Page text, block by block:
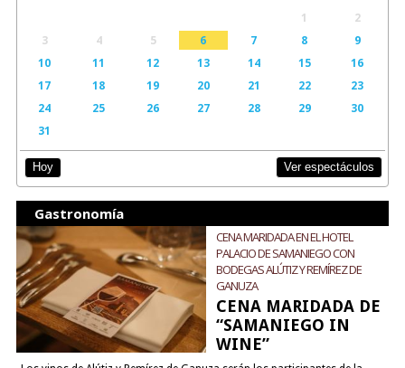
1
2
3
4 5 6 7 8
9
10
11 12 13 14 15
16
17
18 19 20 21 22
23
24
25 26 27 28 29
30
31
Hoy Ver espectáculos
Gastronomía
CENA MARIDADA EN EL HOTEL
PALACIO DE SAMANIEGO CON
BODEGAS ALÚTIZ Y REMÍREZ DE
GANUZA
CENA MARIDADA DE
“SAMANIEGO IN
WINE”